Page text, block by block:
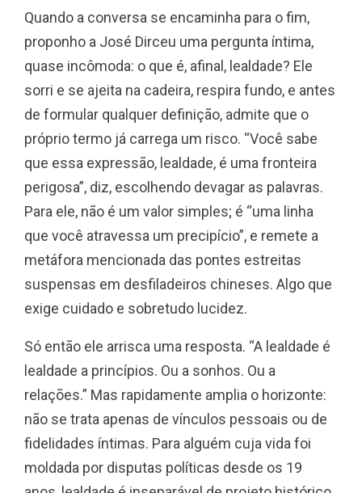
Quando a conversa se encaminha para o fim,
proponho a José Dirceu uma pergunta íntima,
quase incômoda: o que é, afinal, lealdade? Ele
sorri e se ajeita na cadeira, respira fundo, e antes
de formular qualquer definição, admite que o
próprio termo já carrega um risco. “Você sabe
que essa expressão, lealdade, é uma fronteira
perigosa”, diz, escolhendo devagar as palavras.
Para ele, não é um valor simples; é “uma linha
que você atravessa um precipício”, e remete a
metáfora mencionada das pontes estreitas
suspensas em desfiladeiros chineses. Algo que
exige cuidado e sobretudo lucidez.
Só então ele arrisca uma resposta. “A lealdade é
lealdade a princípios. Ou a sonhos. Ou a
relações.” Mas rapidamente amplia o horizonte:
não se trata apenas de vínculos pessoais ou de
fidelidades íntimas. Para alguém cuja vida foi
moldada por disputas políticas desde os 19